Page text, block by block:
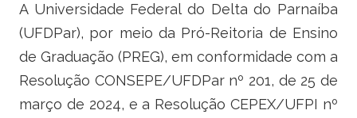
Ministério da Saúde
Ministério da Indústria, Comércio Exterior e Serviços
Ministério de Minas e Energia
A Universidade Federal do Delta do Parnaíba
(UFDPar), por meio da Pró-Reitoria de Ensino
de Graduação (PREG), em conformidade com a
Resolução CONSEPE/UFDPar nº 201, de 25 de
março de 2024, e a Resolução CEPEX/UFPI nº